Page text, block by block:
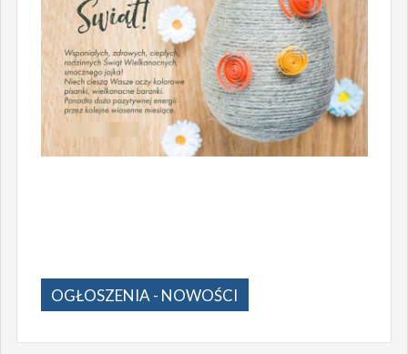
OGŁOSZENIA - NOWOŚCI